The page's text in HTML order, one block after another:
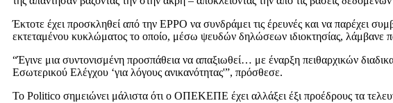
Έκτοτε έχει προσκληθεί από την EPPO να συνδράμει τις έρευνές και να παρέχει
εκτεταμένου κυκλώματος το οποίο, μέσω ψευδών δηλώσεων ιδιοκτησίας, λάμβανε
“Έγινε μια συντονισμένη προσπάθεια να απαξιωθεί… με έναρξη πειθαρχικών
Εσωτερικού Ελέγχου ‘για λόγους ανικανότητας'”, πρόσθεσε.
Το Politico σημειώνει μάλιστα ότι ο ΟΠΕΚΕΠΕ έχει αλλάξει έξι προέδρους τα